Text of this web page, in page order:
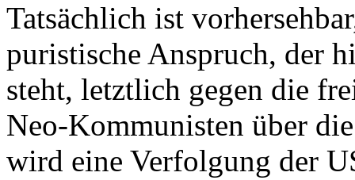
Tatsächlich ist
puristische Anspruch, der
steht, letztlich gegen die
Neo-Kommunisten über
wird eine Verfolgung der